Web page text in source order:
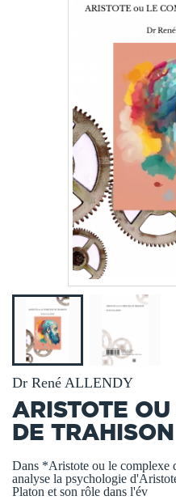
Dr René ALLENDY
ARISTOTE
DE TRAHISON
Dans *Aristote ou le complexe
analyse la psychologie
Platon et son rôle dans l'év